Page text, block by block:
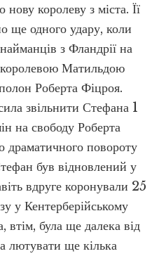
королеву з міста. Її
ще одного удару, коли
з Фландрії на
Матильдою
Роберта Фіцроя.
звільнити Стефана 1
на свободу Роберта
драматичного повороту
був відновлений у
вдруге коронували 25
у Кентерберійському
втім, була ще далека від
лютувати ще кілька